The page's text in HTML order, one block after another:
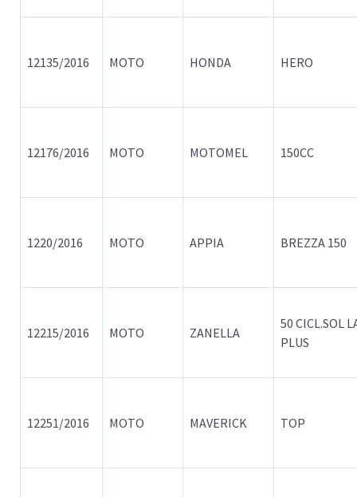
12135/2016 MOTO HONDA HERO
12176/2016 MOTO MOTOMEL 150CC
1220/2016 MOTO APPIA BREZZA 150
12215/2016 MOTO ZANELLA
50 CICL.SOL
PLUS
12251/2016 MOTO MAVERICK TOP